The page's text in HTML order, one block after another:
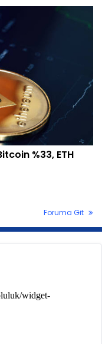
%33, ETH
Foruma Git